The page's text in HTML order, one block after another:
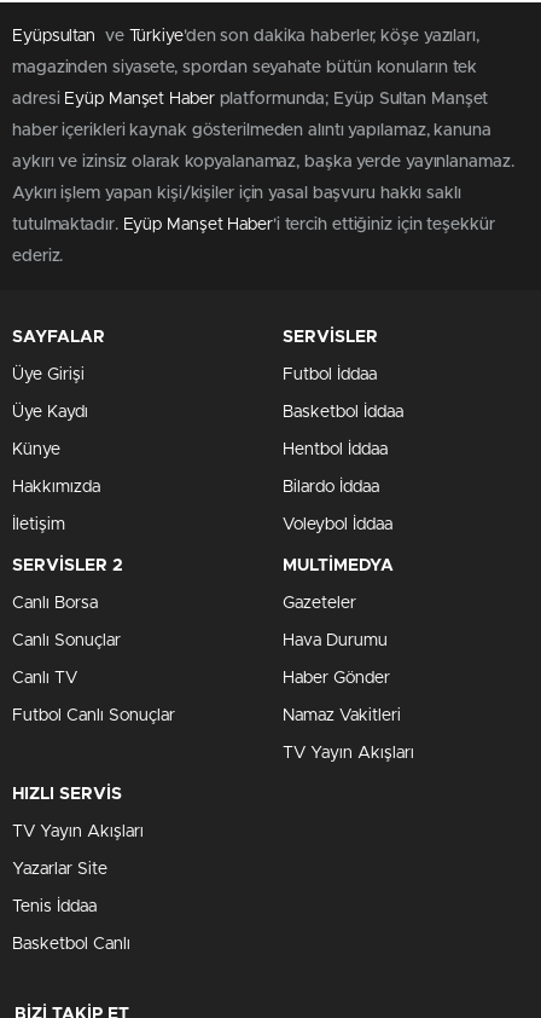
Eyüpsultan ve Türkiye'den son dakika haberler, köşe yazıları,
magazinden siyasete, spordan seyahate bütün konuların tek
adresi Eyüp Manşet Haber platformunda; Eyüp Sultan Manşet
haber içerikleri kaynak gösterilmeden alıntı yapılamaz, kanuna
aykırı ve izinsiz olarak kopyalanamaz, başka yerde yayınlanamaz.
Aykırı işlem yapan kişi/kişiler için yasal başvuru hakkı saklı
tutulmaktadır. Eyüp Manşet Haber'i tercih ettiğiniz için teşekkür
ederiz.
SAYFALAR
Üye Girişi
Üye Kaydı
Künye
Hakkımızda
İletişim
SERVİSLER
Futbol İddaa
Basketbol İddaa
Hentbol İddaa
Bilardo İddaa
Voleybol İddaa
SERVİSLER 2
Canlı Borsa
Canlı Sonuçlar
Canlı TV
Futbol Canlı Sonuçlar
MULTİMEDYA
Gazeteler
Hava Durumu
Haber Gönder
Namaz Vakitleri
TV Yayın Akışları
HIZLI SERVİS
TV Yayın Akışları
Yazarlar Site
Tenis İddaa
Basketbol Canlı
BİZİ TAKİP ET